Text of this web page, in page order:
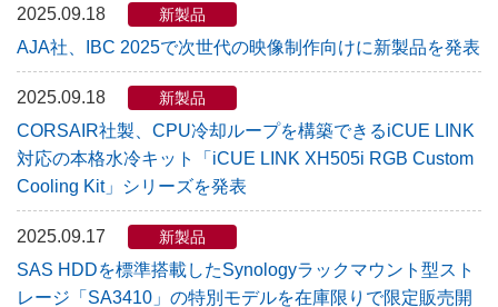
2025.09.18 新製品
AJA社、IBC 2025で次世代の映像制作向けに新製品を発表
2025.09.18 新製品
CORSAIR社製、CPU冷却ループを構築できるiCUE LINK
対応の本格水冷キット「iCUE LINK XH505i RGB Custom
Cooling Kit」シリーズを発表
2025.09.17 新製品
SAS HDDを標準搭載したSynologyラックマウント型スト
レージ「SA3410」の特別モデルを在庫限りで限定販売開